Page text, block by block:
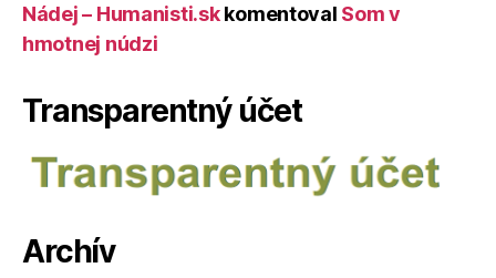
Nádej – Humanisti.skkomentoval Som v
hmotnej núdzi
Transparentný účet
Archív